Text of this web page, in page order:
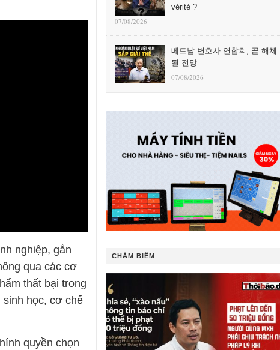
nghiệp, gắn
qua các cơ
thất bại trong
học, cơ chế
quyền chọn
vérité ?
07/08/2026
베트남 변호사 연합회, 곧 해체
될 전망
07/08/2026
CHÂM BIẾM